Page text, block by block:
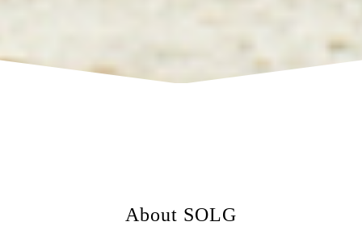
About SOLG